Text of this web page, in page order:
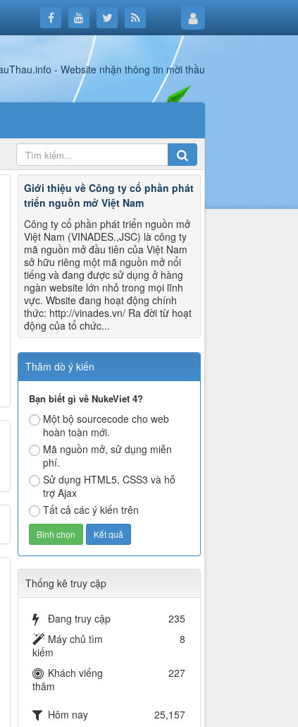
Giới thiệu về Công ty cổ phần phát
triển nguồn mở Việt Nam
Công ty cổ phần phát triển nguồn mở
Việt Nam (VINADES.,JSC) là công ty
mã nguồn mở đầu tiên của Việt Nam
sở hữu riêng một mã nguồn mở nổi
tiếng và đang được sử dụng ở hàng
ngàn website lớn nhỏ trong mọi lĩnh
vực. Wbsite đang hoạt động chính
thức: http://vinades.vn/ Ra đời từ hoạt
động của tổ chức...
Thăm dò ý kiến
Bạn biết gì về NukeViet 4?
Một bộ sourcecode cho web
hoàn toàn mới.
Mã nguồn mở, sử dụng miễn
phí.
Sử dụng HTML5, CSS3 và hỗ
trợ Ajax
Tất cả các ý kiến trên
Thống kê truy cập
Đang truy cập
235
Máy chủ tìm
kiếm
8
Khách viếng
thăm
227
Hôm nay
25,157